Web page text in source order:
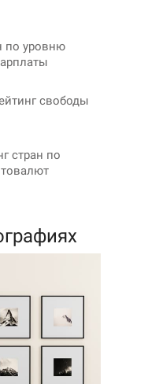
по уровню
свободы
стран по